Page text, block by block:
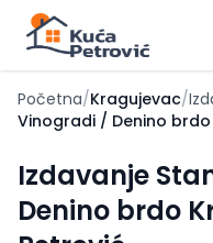
Početna/Kragujevac/
Vinogradi / Denino brdo
Izdavanje
Denino brdo